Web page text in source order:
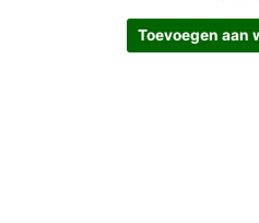
Toevoegen aan